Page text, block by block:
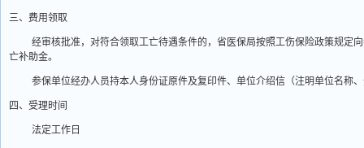
三、费用领取
经审核批准，对符合领取工亡待遇条件的，省医保局按照工伤保险政策规定
亡补助金。
参保单位经办人员持本人身份证原件及复印件、单位介绍信（注明单位名称
四、受理时间
法定工作日